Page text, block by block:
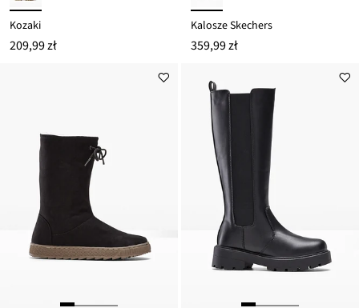
Kozaki
209,99 zł
Kalosze Skechers
359,99 zł